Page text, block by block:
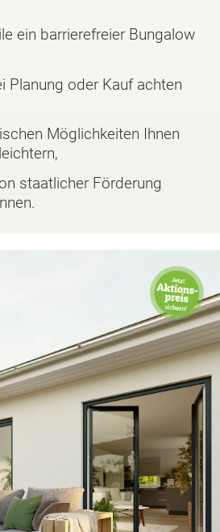
ein barrierefreier Bungalow
Planung oder Kauf achten
Möglichkeiten Ihnen
staatlicher Förderung